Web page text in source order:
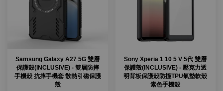
Samsung Galaxy A27 5G 雙層
保護殼(INCLUSIVE) - 雙層防摔
手機殼 抗摔手機套 散熱引磁保護
殼
Sony Xperia 1 10 5 V 5代 雙層
保護殼(INCLUSIVE) - 壓克力透
明背板保護殼防撞TPU氣墊軟殼
素色手機殼